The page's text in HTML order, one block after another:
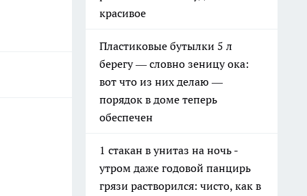
красивое
Пластиковые бутылки 5 л
берегу — словно зеницу ока:
вот что из них делаю —
порядок в доме теперь
обеспечен
1 стакан в унитаз на ночь -
утром даже годовой панцирь
грязи растворился: чисто, как в